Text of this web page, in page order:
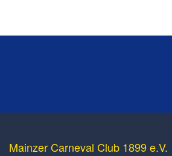
Mainzer Carneval Club 1899 e.V.